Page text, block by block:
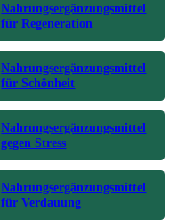
Nahrungsergänzungsmittel
für Regeneration
Nahrungsergänzungsmittel
für Schönheit
Nahrungsergänzungsmittel
gegen Stress
Nahrungsergänzungsmittel
für Verdauung